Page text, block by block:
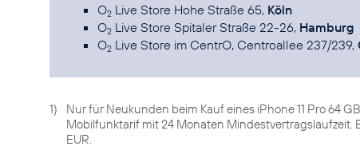
O2 Live Store Hohe Straße 65, Köln
O2 Live Store Spitaler Straße 22-26, Hamburg
O2 Live Store im CentrO, Centroallee 237/239,
1) Nur für Neukunden beim Kauf eines iPhone 11 Pro 64
Mobilfunktarif mit 24 Monaten Mindestvertragslaufzeit.
EUR.